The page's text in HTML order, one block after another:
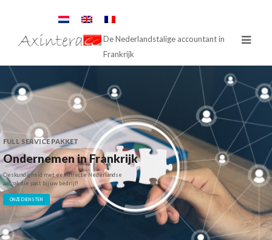
De Nederlandstalige accountant in
Frankrijk
FULL SERVICE PAKKET
Ondernemen in Frankrijk
Deskundigheid met een directe Nederlandse
aanpak die past bij uw bedrijf!
ONZE DIENSTEN